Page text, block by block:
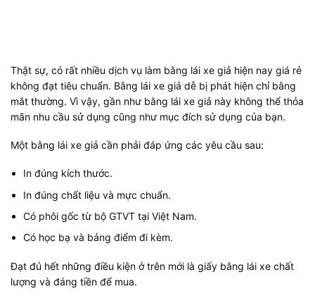
Thật sự, có rất nhiều dịch vụ làm bằng lái xe giả hiện nay giá rẻ
không đạt tiêu chuẩn. Bằng lái xe giả dễ bị phát hiện chỉ bằng
mắt thường. Vì vậy, gần như bằng lái xe giả này không thể thỏa
mãn nhu cầu sử dụng cũng như mục đích sử dụng của bạn.
Một bằng lái xe giả cần phải đáp ứng các yêu cầu sau:
In đúng kích thước.
In đúng chất liệu và mực chuẩn.
Có phôi gốc từ bộ GTVT tại Việt Nam.
Có học bạ và bảng điểm đi kèm.
Đạt đủ hết những điều kiện ở trên mới là giấy bằng lái xe chất
lượng và đáng tiền để mua.